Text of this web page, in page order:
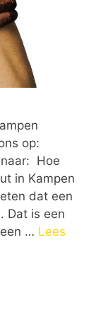
op:
Hoe
in Kampen
dat een
Dat is een
… Lees